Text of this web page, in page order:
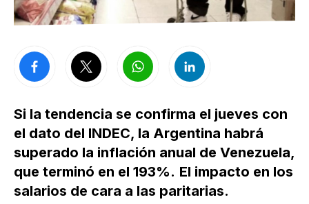
Si la tendencia se confirma el jueves con
el dato del INDEC, la Argentina habrá
superado la inflación anual de Venezuela,
que terminó en el 193%. El impacto en los
salarios de cara a las paritarias.